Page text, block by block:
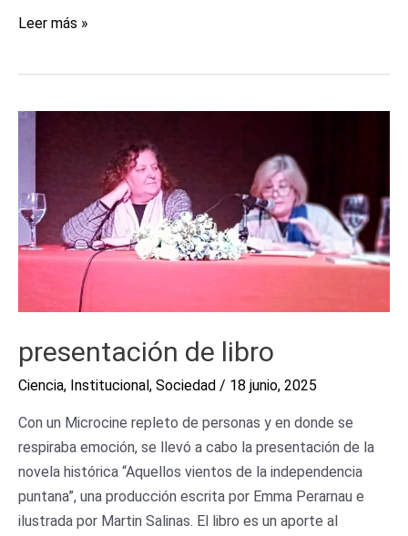
Leer más »
presentación de libro
Ciencia, Institucional , Sociedad / 18 junio, 2025
Con un Microcine repleto de personas y en donde se
respiraba emoción, se llevó a cabo la presentación de la
novela histórica “Aquellos vientos de la independencia
puntana”, una producción escrita por Emma Perarnau e
ilustrada por Martin Salinas. El libro es un aporte al